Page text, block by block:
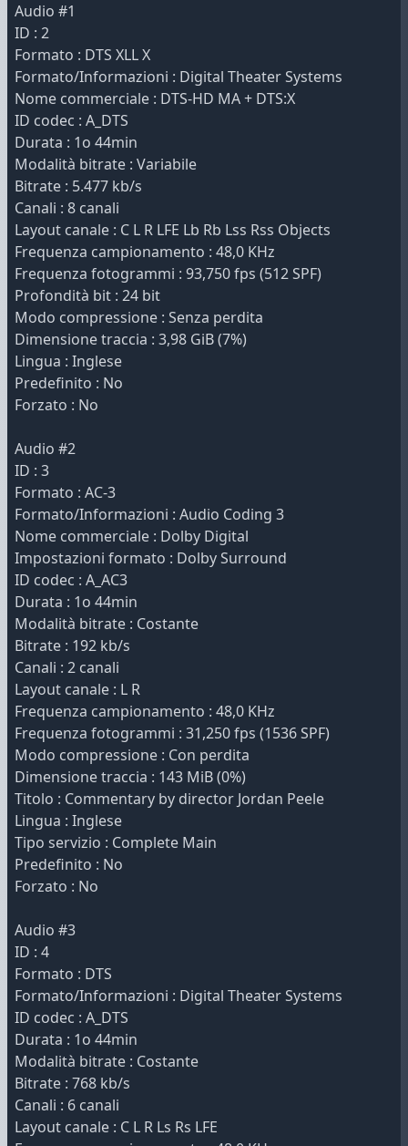
Audio #1
ID : 2
Formato : DTS XLL X
Formato/Informazioni : Digital Theater Systems
Nome commerciale : DTS-HD MA + DTS:X
ID codec : A_DTS
Durata : 1o 44min
Modalità bitrate : Variabile
Bitrate : 5.477 kb/s
Canali : 8 canali
Layout canale : C L R LFE Lb Rb Lss Rss Objects
Frequenza campionamento : 48,0 KHz
Frequenza fotogrammi : 93,750 fps (512 SPF)
Profondità bit : 24 bit
Modo compressione : Senza perdita
Dimensione traccia : 3,98 GiB (7%)
Lingua : Inglese
Predefinito : No
Forzato : No
Audio #2
ID : 3
Formato : AC-3
Formato/Informazioni : Audio Coding 3
Nome commerciale : Dolby Digital
Impostazioni formato : Dolby Surround
ID codec : A_AC3
Durata : 1o 44min
Modalità bitrate : Costante
Bitrate : 192 kb/s
Canali : 2 canali
Layout canale : L R
Frequenza campionamento : 48,0 KHz
Frequenza fotogrammi : 31,250 fps (1536 SPF)
Modo compressione : Con perdita
Dimensione traccia : 143 MiB (0%)
Titolo : Commentary by director Jordan Peele
Lingua : Inglese
Tipo servizio : Complete Main
Predefinito : No
Forzato : No
Audio #3
ID : 4
Formato : DTS
Formato/Informazioni : Digital Theater Systems
ID codec : A_DTS
Durata : 1o 44min
Modalità bitrate : Costante
Bitrate : 768 kb/s
Canali : 6 canali
Layout canale : C L R Ls Rs LFE